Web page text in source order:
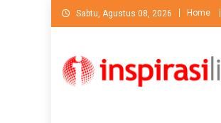
Skip
to
Sabtu, Agustus 08, 2026 Home